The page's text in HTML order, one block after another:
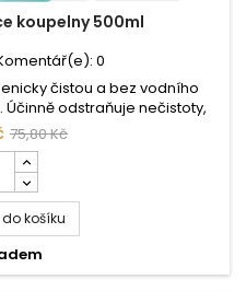
koupelny 500ml
0
čistou a bez vodního
odstraňuje nečistoty,
zároveň ničí 99,9 % bakterií,
H1N1, Herpes simplex virus a
vůní. Vhodné pro všechny
si Sanytol online a...
75,80 Kč
košíku